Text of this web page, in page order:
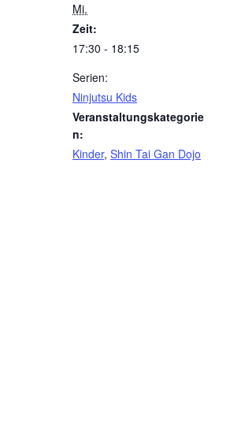
Mi.
Zeit:
17:30 - 18:15
Serien:
Ninjutsu Kids
Veranstaltungskategorie
n:
Kinder, Shin Tai Gan Dojo